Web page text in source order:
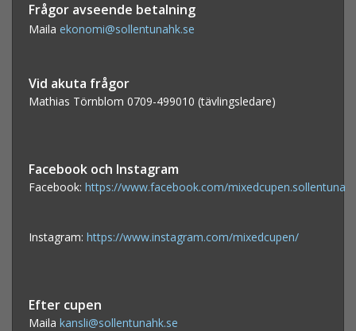
Frågor avseende betalning
Maila ekonomi@sollentunahk.se
Vid akuta frågor
Mathias Törnblom 0709-499010 (tävlingsledare)
Facebook och Instagram
Facebook: https://www.facebook.com/mixedcupen.sollentuna
Instagram: https://www.instagram.com/mixedcupen/
Efter cupen
Maila kansli@sollentunahk.se